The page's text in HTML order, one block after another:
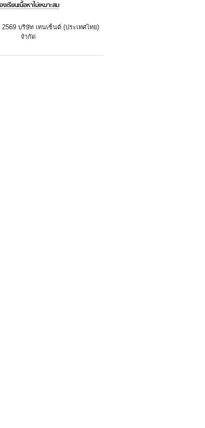
งเรียนเนื้อหาไม่เหมาะสม
2569 บริษัท เทนเซ็นต์ (ประเทศไทย)
จำกัด